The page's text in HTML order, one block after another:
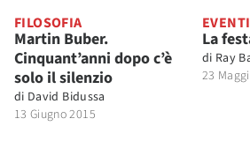
FILOSOFIA
Martin Buber.
Cinquant’anni dopo c’è
solo il silenzio
di David Bidussa
13 Giugno 2015
EVENTI
La
di Ray
23